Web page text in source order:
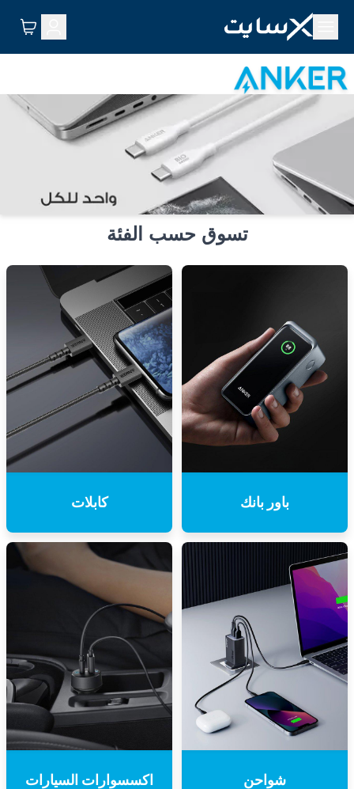
تسوق حسب الفئة
باور بانك كابلات
شواحن اكسسوارات السيارات